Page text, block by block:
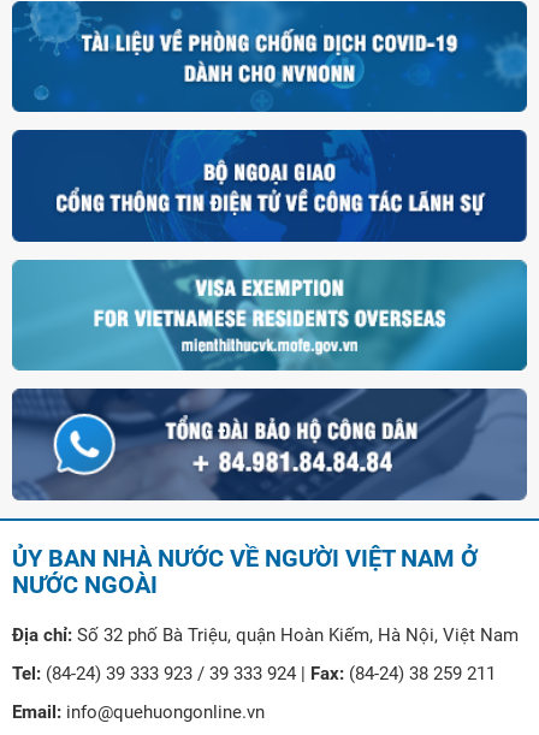
ỦY BAN NHÀ NƯỚC VỀ NGƯỜI VIỆT NAM Ở
NƯỚC NGOÀI
Địa chỉ: Số 32 phố Bà Triệu, quận Hoàn Kiếm, Hà Nội, Việt Nam
Tel: (84-24) 39 333 923 / 39 333 924 | Fax: (84-24) 38 259 211
Email: info@quehuongonline.vn